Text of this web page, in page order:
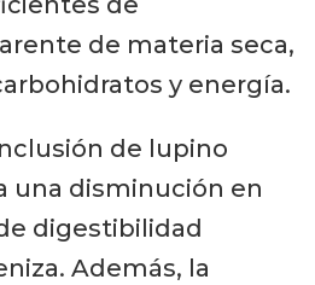
de materia seca,
y energía.
de lupino
una disminución en
digestibilidad
Además, la